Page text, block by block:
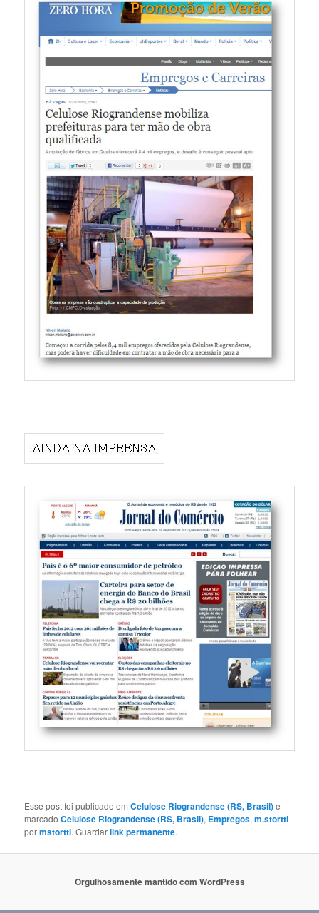
Esse post foi publicado emCelulose Riograndense (RS, Brasil)e
marcadoCelulose Riograndense (RS, Brasil), Empregos,m.stortti
pormstortti. Guardarlink permanente.
Orgulhosamente mantido com WordPress